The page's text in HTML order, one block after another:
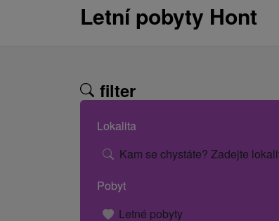
Letní pobyty Hont
filter
Lokalita
Kam se chystáte? Zadejte
Pobyt
Letné pobyty